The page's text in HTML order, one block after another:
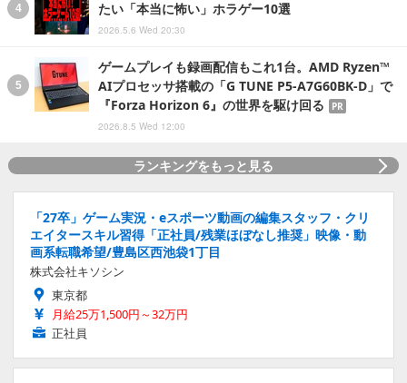
たい「本当に怖い」ホラゲー10選
2026.5.6 Wed 20:30
ゲームプレイも録画配信もこれ1台。AMD Ryzen™
AIプロセッサ搭載の「G TUNE P5-A7G60BK-D」で
『Forza Horizon 6』の世界を駆け回る
PR
2026.8.5 Wed 12:00
ランキングをもっと見る
「27卒」ゲーム実況・eスポーツ動画の編集スタッフ・クリ
エイタースキル習得「正社員/残業ほぼなし推奨」映像・動
画系転職希望/豊島区西池袋1丁目
株式会社キソシン
東京都
月給25万1,500円～32万円
正社員